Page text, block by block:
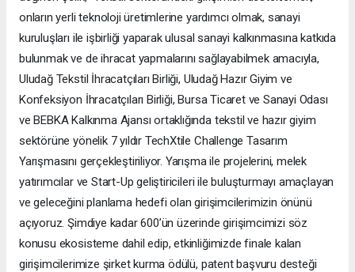
onların yerli teknoloji üretimlerine yardımcı olmak, sanayi
kuruluşları ile işbirliği yaparak ulusal sanayi kalkınmasına katkıda
bulunmak ve de ihracat yapmalarını sağlayabilmek amacıyla,
Uludağ Tekstil İhracatçıları Birliği, Uludağ Hazır Giyim ve
Konfeksiyon İhracatçıları Birliği, Bursa Ticaret ve Sanayi Odası
ve BEBKA Kalkınma Ajansı ortaklığında tekstil ve hazır giyim
sektörüne yönelik 7 yıldır TechXtile Challenge Tasarım
Yarışmasını gerçekleştiriliyor. Yarışma ile projelerini, melek
yatırımcılar ve Start-Up geliştiricileri ile buluşturmayı amaçlayan
ve geleceğini planlama hedefi olan girişimcilerimizin önünü
açıyoruz. Şimdiye kadar 600’ün üzerinde girişimcimizi söz
konusu ekosisteme dahil edip, etkinliğimizde finale kalan
girişimcilerimize şirket kurma ödülü, patent başvuru desteği